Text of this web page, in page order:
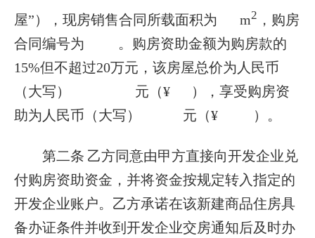
屋”），现房销售合同所载面积为
m2 ，购房
合同编号为
。购房资助金额为购房款的
15%但不超过20万元，该房屋总价为人民币
（大写）
元（¥
），享受购房资
助为人民币（大写）
元（¥ ）。
第二条 乙方同意由甲方直接向开发企业兑
付购房资助资金，并将资金按规定转入指定的
开发企业账户。乙方承诺在该新建商品住房具
备办证条件并收到开发企业交房通知后及时办